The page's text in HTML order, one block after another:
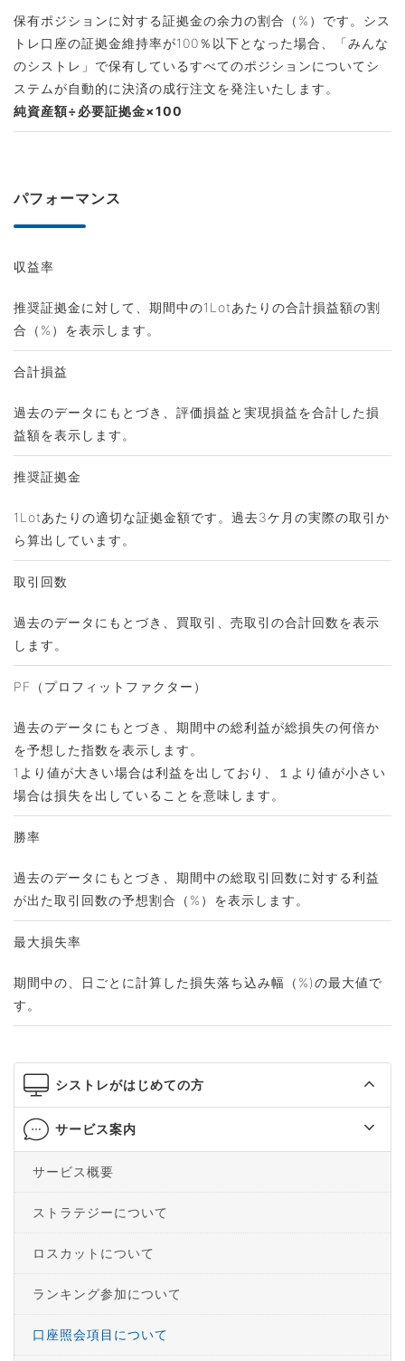
保有ポジションに対する証拠金の余力の割合（%）です。シス
トレ口座の証拠金維持率が100％以下となった場合、「みんな
のシストレ」で保有しているすべてのポジションについてシ
ステムが自動的に決済の成行注文を発注いたします。
純資産額÷必要証拠金×100
パフォーマンス
収益率
推奨証拠金に対して、期間中の1Lotあたりの合計損益額の割
合（%）を表示します。
合計損益
過去のデータにもとづき、評価損益と実現損益を合計した損
益額を表示します。
推奨証拠金
1Lotあたりの適切な証拠金額です。過去3ケ月の実際の取引か
ら算出しています。
取引回数
過去のデータにもとづき、買取引、売取引の合計回数を表示
します。
PF（プロフィットファクター）
過去のデータにもとづき、期間中の総利益が総損失の何倍か
を予想した指数を表示します。
1より値が大きい場合は利益を出しており、１より値が小さい
場合は損失を出していることを意味します。
勝率
過去のデータにもとづき、期間中の総取引回数に対する利益
が出た取引回数の予想割合（%）を表示します。
最大損失率
期間中の、日ごとに計算した損失落ち込み幅（%)の最大値で
す。
シストレがはじめての方
サービス案内
サービス概要
ストラテジーについて
ロスカットについて
ランキング参加について
口座照会項目について